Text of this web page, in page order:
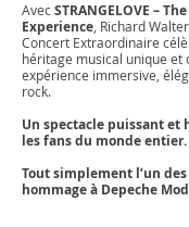
AvecSTRANGELOVE –
Experience , Richard
Concert Extraordinaire
héritage musical unique et
expérience immersive,
rock.
Un spectacle puissant et
les fans du monde entier.
Tout simplement l’un
hommage à Depeche